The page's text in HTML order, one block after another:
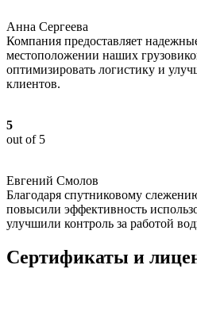
Анна Сергеева
Компания предоставляет
местоположении наших
оптимизировать логистику и
клиентов.
5
out of 5
Евгений Смолов
Благодаря спутниковому
повысили эффективность
улучшили контроль за работой
Сертификаты и